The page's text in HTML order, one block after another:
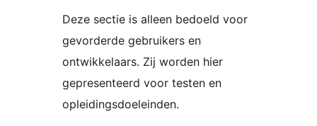
Deze sectie is alleen bedoeld voor
gevorderde gebruikers en
ontwikkelaars. Zij worden hier
gepresenteerd voor testen en
opleidingsdoeleinden.